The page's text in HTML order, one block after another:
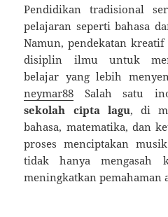
Pendidikan tradisional
pelajaran seperti bahasa
Namun, pendekatan
disiplin ilmu untuk
belajar yang lebih
neymar88 Salah satu
sekolah cipta lagu, di
bahasa, matematika, dan
proses menciptakan
tidak hanya mengasah
meningkatkan pemahaman